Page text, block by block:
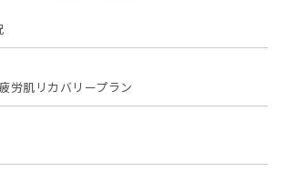
労肌リカバリープラン